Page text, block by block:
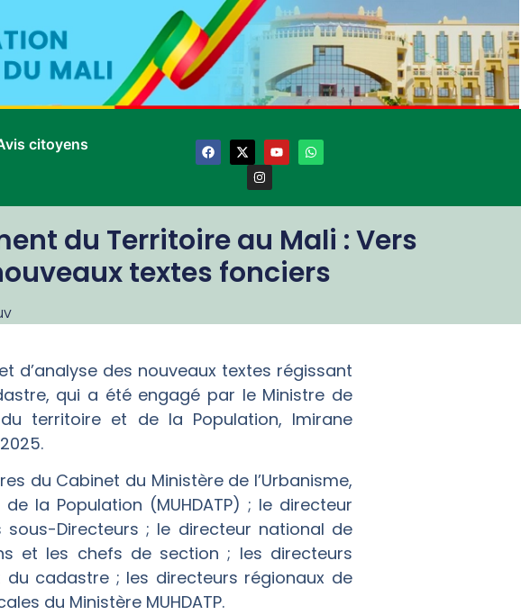
citoyens
du Territoire au Mali : Vers
textes fonciers
d’analyse des nouveaux textes régissant
qui a été engagé par le Ministre de
du territoire et de la Population, Imirane
du Cabinet du Ministère de l’Urbanisme,
la Population (MUHDATP) ; le directeur
Directeurs ; le directeur national de
et les chefs de section ; les directeurs
cadastre ; les directeurs régionaux de
du Ministère MUHDATP.